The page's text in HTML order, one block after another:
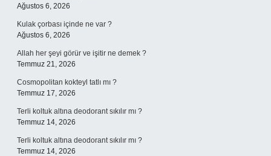
Ağustos 6, 2026
Kulak çorbası içinde ne var ?
Ağustos 6, 2026
Allah her şeyi görür ve işitir ne demek ?
Temmuz 21, 2026
Cosmopolitan kokteyl tatlı mı ?
Temmuz 17, 2026
Terli koltuk altına deodorant sıkılır mı ?
Temmuz 14, 2026
Terli koltuk altına deodorant sıkılır mı ?
Temmuz 14, 2026